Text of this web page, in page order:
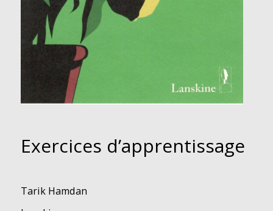
Exercices d’apprentissage
Tarik Hamdan